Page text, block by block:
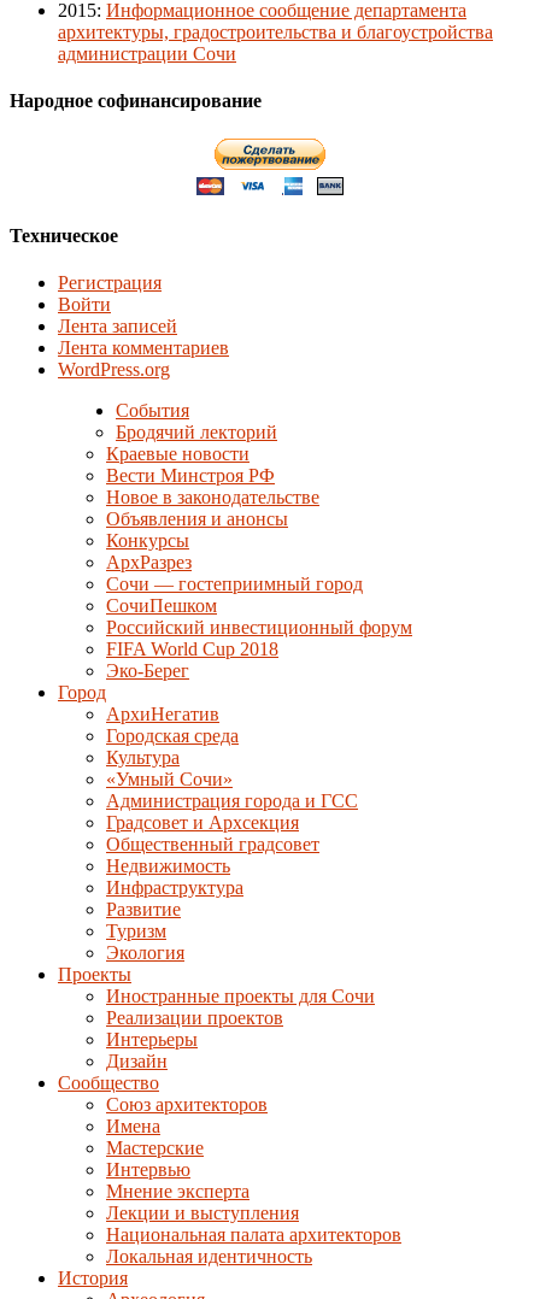
2015: Информационное сообщение департамента
архитектуры, градостроительства и благоустройства
администрации Сочи
Народное софинансирование
Техническое
Регистрация
Войти
Лента записей
Лента комментариев
WordPress.org
События
Бродячий лекторий
Краевые новости
Вести Минстроя РФ
Новое в законодательстве
Объявления и анонсы
Конкурсы
АрхРазрез
Сочи — гостеприимный город
СочиПешком
Российский инвестиционный форум
FIFA World Cup 2018
Эко-Берег
Город
АрхиНегатив
Городская среда
Культура
«Умный Сочи»
Администрация города и ГСС
Градсовет и Архсекция
Общественный градсовет
Недвижимость
Инфраструктура
Развитие
Туризм
Экология
Проекты
Иностранные проекты для Сочи
Реализации проектов
Интерьеры
Дизайн
Сообщество
Союз архитекторов
Имена
Мастерские
Интервью
Мнение эксперта
Лекции и выступления
Национальная палата архитекторов
Локальная идентичность
История